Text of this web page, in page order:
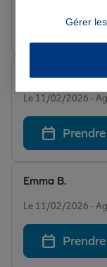
Le 11/02/2026 -
Sofía H.
Le 11/02/2026 -
Emma B.
Gérer